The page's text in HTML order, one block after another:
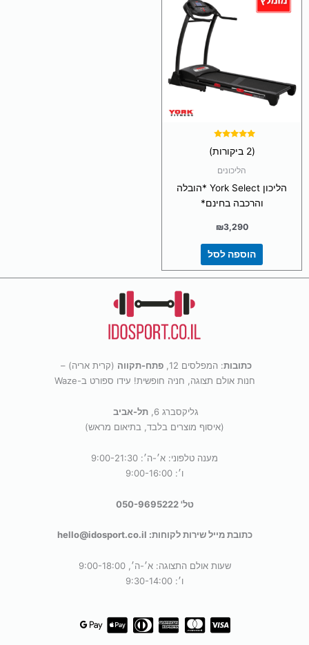
5.00
(2 ביקורות)
הליכונים
הליכון York Select *הובלה
והרכבה בחינם*
₪3,290
הוספה לסל
כתובות: המפלסים 12, פתח-תקווה (קרית אריה) –
חנות אולם תצוגה, חניה חופשית! עידו ספורט ב-Waze
גליקסברג 6,
תל-אביב
(איסוף מוצרים בלבד, בתיאום מראש)
מענה טלפוני: א׳-ה׳: 9:00-21:30
ו׳: 9:00-16:00
טל' 050-9695222
כתובת מייל שירות לקוחות: hello@idosport.co.il
שעות אולם התצוגה: א׳-ה׳, 9:00-18:00
ו׳: 9:30-14:00